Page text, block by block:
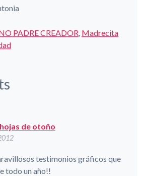
PADRE CREADOR, Madrecita
de otoño
testimonios gráficos que
todo un año!!